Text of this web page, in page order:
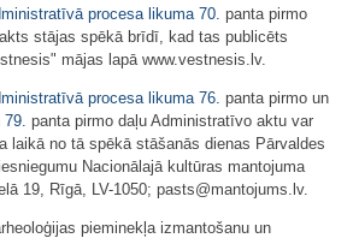
procesa likuma 70. panta pirmo
stājas spēkā brīdī, kad tas publicēts
mājas lapā www.vestnesis.lv.
procesa likuma 76. panta pirmo un
79. panta pirmo daļu Administratīvo aktu var
laikā no tā spēkā stāšanās dienas Pārvaldes
Nacionālajā kultūras mantojuma
19, Rīgā, LV-1050; pasts@mantojums.lv.
pieminekļa izmantošanu un